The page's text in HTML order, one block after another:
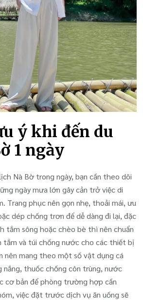
ý khi đến du
1 ngày
Nà Bờ trong ngày, bạn cần theo dõi
ngày mưa lớn gây cản trở việc di
Trang phục nên gọn nhẹ, thoải mái, ưu
dép chống trơn để dễ dàng đi lại, đặc
tắm sông hoặc chèo bè thì nên chuẩn
tắm và túi chống nước cho các thiết bị
nên mang theo một số vật dụng cá
nắng, thuốc chống côn trùng, nước
cơ bản để phòng trường hợp cần
việc đặt trước dịch vụ ăn uống sẽ